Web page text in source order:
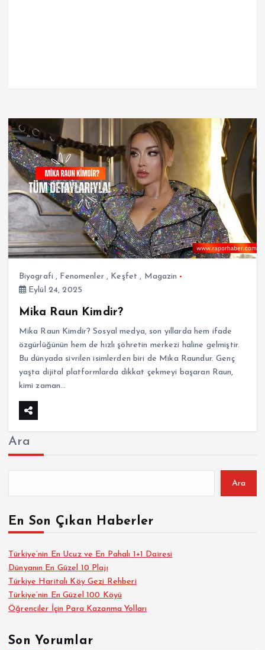
Biyografi , Fenomenler, Keşfet , Magazin
Eylül 24, 2025
Mika Raun Kimdir?
Mika Raun Kimdir? Sosyal medya, son yıllarda hem ifade
özgürlüğünün hem de hızlı şöhretin merkezi haline gelmiştir.
Bu dünyada sivrilen isimlerden biri de Mika Raundur. Genç
yaşta dijital platformlarda dikkat çekmeyi başaran Raun,
kimi zaman…
Ara
Ara
En Son Çıkan Haberler
Türkiye’nin En Ucuz ve En Pahalı 1+1 Dairesi
Dünyanın En Güzel 10 Plajı
Türkiye Haritalı Köy Gezi Rehberi
Türkiye’nin En Güzel 100 Köyü
Öğrenciler İçin Para Kazanma Yolları
Son Yorumlar